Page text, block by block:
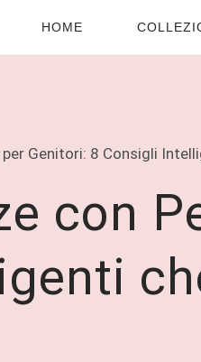
HOME
Genitori: 8 Consigli
con